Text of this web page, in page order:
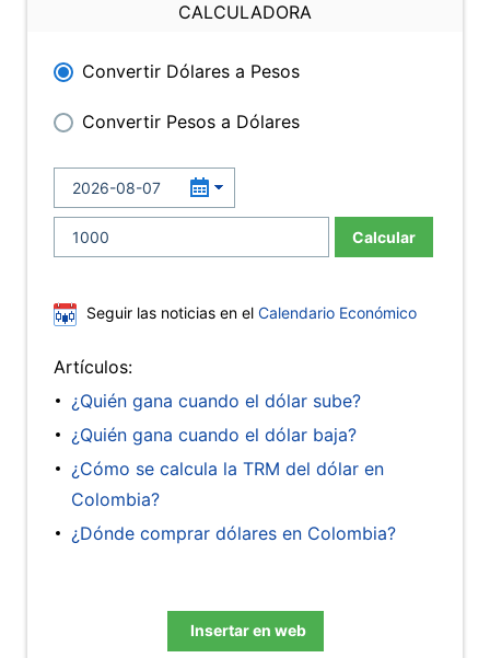
CALCULADORA
Convertir Dólares a Pesos
Convertir Pesos a Dólares
Calcular
Seguir las noticias en el Calendario Económico
Artículos:
¿Quién gana cuando el dólar sube?
¿Quién gana cuando el dólar baja?
¿Cómo se calcula la TRM del dólar en
Colombia?
¿Dónde comprar dólares en Colombia?
Insertar en web